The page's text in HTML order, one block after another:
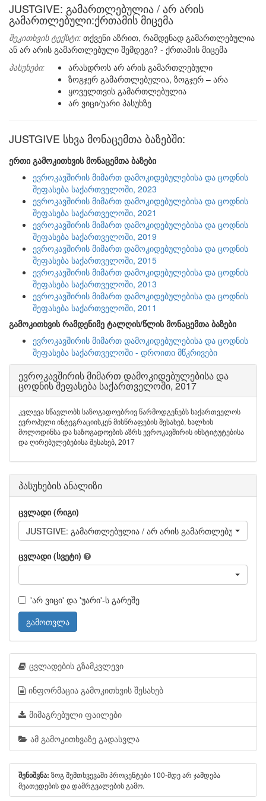
JUSTGIVE: გამართლებულია / არ არის
გამართლებული:ქრთამის მიცემა
შეკითხვის ტექსტი: თქვენი აზრით, რამდენად გამართლებულია
ან არ არის გამართლებული შემდეგი? - ქრთამის მიცემა
პასუხები:
არასდროს არ არის გამართლებული
ზოგჯერ გამართლებულია, ზოგჯერ – არა
ყოველთვის გამართლებულია
არ ვიცი/უარი პასუხზე
JUSTGIVE სხვა მონაცემთა ბაზებში:
ერთი გამოკითხვის მონაცემთა ბაზები
ევროკავშირის მიმართ დამოკიდებულებისა და ცოდნის
შეფასება საქართველოში, 2023
ევროკავშირის მიმართ დამოკიდებულებისა და ცოდნის
შეფასება საქართველოში, 2021
ევროკავშირის მიმართ დამოკიდებულებისა და ცოდნის
შეფასება საქართველოში, 2019
ევროკავშირის მიმართ დამოკიდებულებისა და ცოდნის
შეფასება საქართველოში, 2015
ევროკავშირის მიმართ დამოკიდებულებისა და ცოდნის
შეფასება საქართველოში, 2013
ევროკავშირის მიმართ დამოკიდებულებისა და ცოდნის
შეფასება საქართველოში, 2011
გამოკითხვის რამდენიმე ტალღის/წლის მონაცემთა ბაზები
ევროკავშირის მიმართ დამოკიდებულებისა და ცოდნის
შეფასება საქართველოში - დროითი მწკრივები
ევროკავშირის მიმართ დამოკიდებულებისა და
ცოდნის შეფასება საქართველოში, 2017
კვლევა სწავლობს საზოგადოებრივ წარმოდგენებს საქართველოს
ევროპული ინტეგრაციისკენ მისწრაფების შესახებ, ხალხის
მოლოდინსა და საზოგადოების აზრს ევროკავშირის ინსტიტუტებისა
და ღირებულებებისა შესახებ, 2017
პასუხების ანალიზი
ცვლადი (რიგი)
JUSTGIVE: გამართლებულია / არ არის
ცვლადი (სვეტი)
'არ ვიცი' და 'უარი'-ს გარეშე
გამოთვლა
ცვლადების გზამკვლევი
ინფორმაცია გამოკითხვის შესახებ
მიმაგრებული ფაილები
ამ გამოკითხვაზე გადასვლა
შენიშვნა: ზოგ შემთხვევაში პროცენტები 100-მდე არ ჯამდება
მეათედების და დამრგვალების გამო.